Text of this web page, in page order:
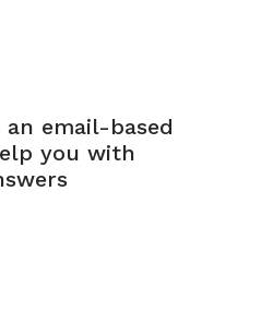
an email-based
you with